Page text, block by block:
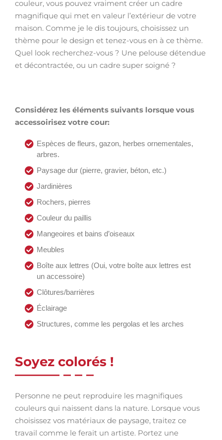
couleur, vous pouvez vraiment créer un cadre
magnifique qui met en valeur l’extérieur de votre
maison. Comme je le dis toujours, choisissez un
thème pour le design et tenez-vous en à ce thème.
Quel look recherchez-vous ? Une pelouse détendue
et décontractée, ou un cadre super soigné ?
Considérez les éléments suivants lorsque vous
accessoirisez votre cour:
Espèces de fleurs, gazon, herbes ornementales,
arbres.
Paysage dur (pierre, gravier, béton, etc.)
Jardinières
Rochers, pierres
Couleur du paillis
Mangeoires et bains d’oiseaux
Meubles
Boîte aux lettres (Oui, votre boîte aux lettres est
un accessoire)
Clôtures/barrières
Éclairage
Structures, comme les pergolas et les arches
Soyez colorés !
Personne ne peut reproduire les magnifiques
couleurs qui naissent dans la nature. Lorsque vous
choisissez vos matériaux de paysage, traitez ce
travail comme le ferait un artiste. Portez une